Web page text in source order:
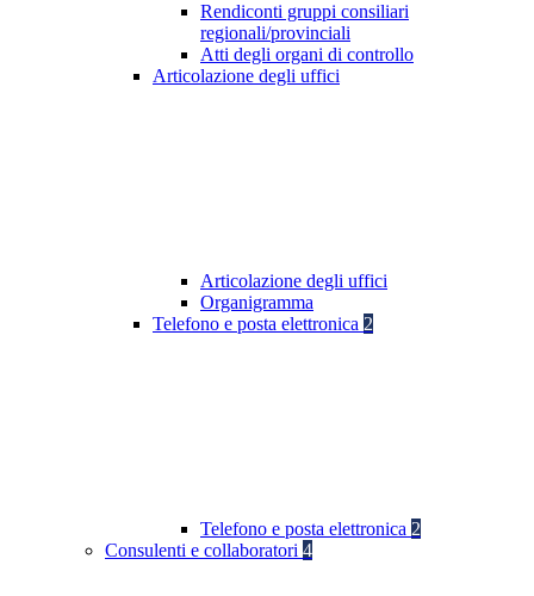
Rendiconti gruppi consiliari
regionali/provinciali
Atti degli organi di controllo
Articolazione degli uffici
Articolazione degli uffici
Organigramma
Telefono e posta elettronica 2
Telefono e posta elettronica 2
Consulenti e collaboratori 4